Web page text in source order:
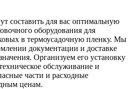
составить для вас оптимальную
оборудования для
в термоусадочную пленку. Мы
документации и доставке
Организуем его установку
обслуживание и
части и расходные
ценам.